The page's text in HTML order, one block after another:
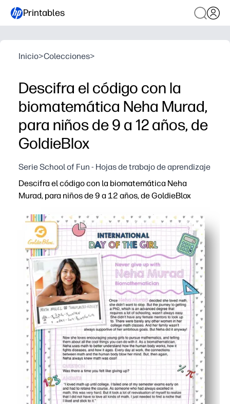
Printables
Inicio>Colecciones>
Descifra el código con la
biomatemática Neha Murad,
para niños de 9 a 12 años, de
GoldieBlox
Serie School of Fun - Hojas de trabajo de aprendizaje
Descifra el código con la biomatemática Neha
Murad, para niños de 9 a 12 años, de GoldieBlox
Simplemente imprime y listo: sin preparación, sin líos
Neha Murad da vida a la codificación de
Desarrolla la lógica, el reconocimiento de patrones y
Formato flexible: utilízalo para campaneros,